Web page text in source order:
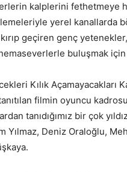
kalplerini fethetmeye
yerel kanallarda
geçiren genç
buluşmak için
Kılık Açamayacakları
filmin oyuncu
tanıdığımız bir çok
Yılmaz, Deniz Oraloğlu,